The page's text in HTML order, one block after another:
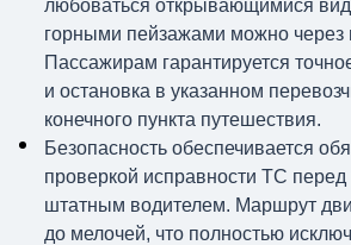
любоваться открывающимися
горными пейзажами можно через
Пассажирам гарантируется
и остановка в указанном
конечного пункта путешествия.
Безопасность обеспечивается
проверкой исправности ТС
штатным водителем. Маршрут
до мелочей, что полностью